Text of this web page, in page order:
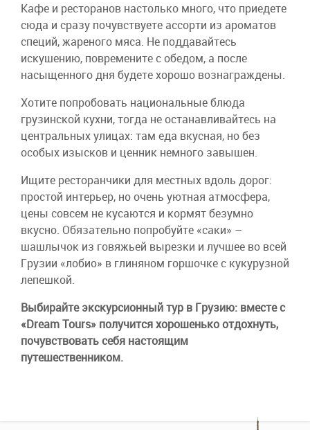
Кафе и ресторанов настолько много, что приедете
сюда и сразу почувствуете ассорти из ароматов
специй, жареного мяса. Не поддавайтесь
искушению, повремените с обедом, а после
насыщенного дня будете хорошо вознаграждены.
Хотите попробовать национальные блюда
грузинской кухни, тогда не останавливайтесь на
центральных улицах: там еда вкусная, но без
особых изысков и ценник немного завышен.
Ищите ресторанчики для местных вдоль дорог:
простой интерьер, но очень уютная атмосфера,
цены совсем не кусаются и кормят безумно
вкусно. Обязательно попробуйте «саки» –
шашлычок из говяжьей вырезки и лучшее во всей
Грузии «лобио» в глиняном горшочке с кукурузной
лепешкой.
Выбирайте экскурсионный тур в Грузию: вместе с
«Dream Tours» получится хорошенько отдохнуть,
почувствовать себя настоящим
путешественником.